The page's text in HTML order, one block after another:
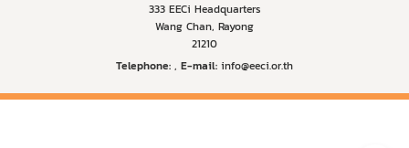
333 EECi Headquarters
Wang Chan, Rayong
21210
Telephone: , E-mail: info@eeci.or.th